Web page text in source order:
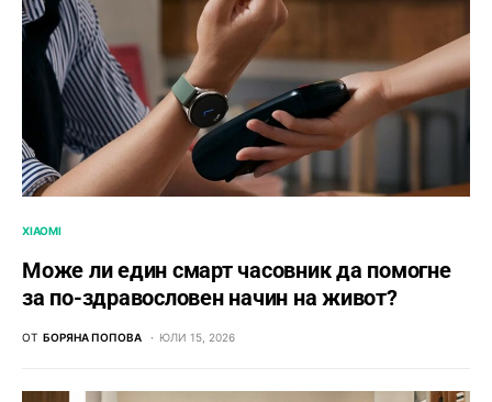
XIAOMI
Може ли един смарт часовник да помогне
за по-здравословен начин на живот?
ОТ БОРЯНА ПОПОВА ЮЛИ 15, 2026